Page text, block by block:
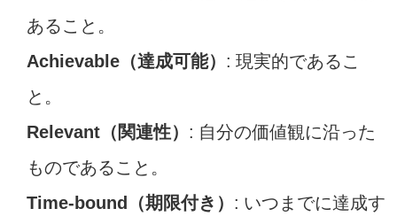
あること。
Achievable（達成可能） : 現実的であるこ
と。
Relevant（関連性） : 自分の価値観に沿った
ものであること。
Time-bound（期限付き） : いつまでに達成す